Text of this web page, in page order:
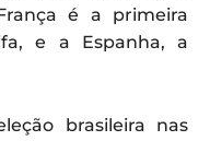
é a primeira
e a Espanha, a
brasileira nas